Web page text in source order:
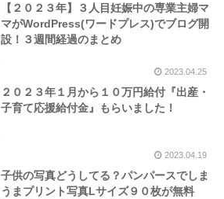
【２０２３年】３人目妊娠中の専業主婦マ
マがWordPress(ワードプレス)でブログ開
設！３週間経過のまとめ
2023.04.25
２０２３年１月から１０万円給付『出産・
子育て応援給付金』もらいました！
2023.04.19
子供の写真どうしてる？パンパースでしま
うまプリント写真Lサイズ９０枚が無料